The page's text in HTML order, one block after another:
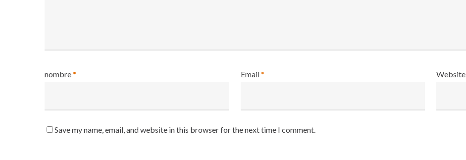
nombre* Email* Website
Save my name, email, and website in this browser for the next time I comment.